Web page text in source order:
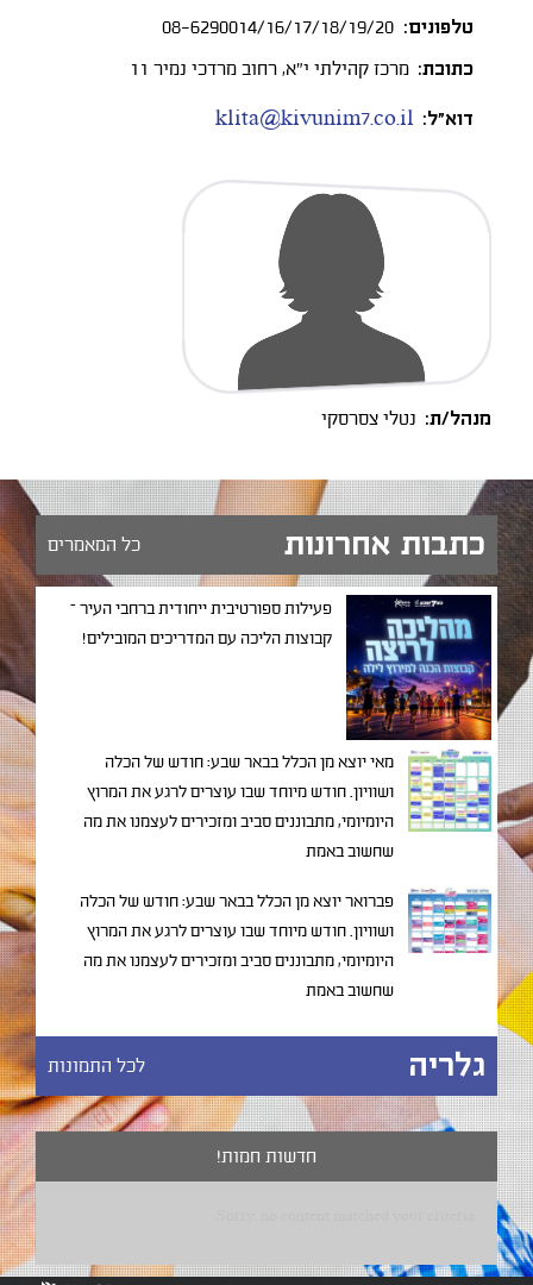
טלפונים: 08-6290014/16/17/18/19/20
כתובת: מרכז קהילתי י"א, רחוב מרדכי נמיר 11
דוא”ל: klita@kivunim7.co.il
מנהל/ת: נטלי צסרסקי
כתבות אחרונות כל המאמרים
פעילות ספורטיבית ייחודית ברחבי העיר –
קבוצות הליכה עם המדריכים המובילים!
מאי יוצא מן הכלל בבאר שבע: חודש של הכלה
ושוויון. חודש מיוחד שבו עוצרים לרגע את המרוץ
היומיומי, מתבוננים סביב ומזכירים לעצמנו את מה
שחשוב באמת
פברואר יוצא מן הכלל בבאר שבע: חודש של הכלה
ושוויון. חודש מיוחד שבו עוצרים לרגע את המרוץ
היומיומי, מתבוננים סביב ומזכירים לעצמנו את מה
שחשוב באמת
גלריה לכל התמונות
חדשות חמות!